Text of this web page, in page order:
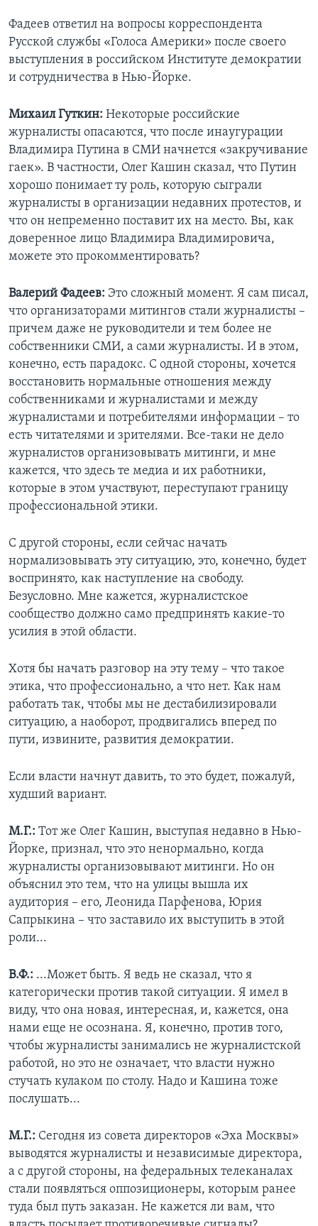
Фадеев ответил на вопросы корреспондента
Русской службы «Голоса Америки» после своего
выступления в российском Институте демократии
и сотрудничества в Нью-Йорке.
Михаил Гуткин: Некоторые российские
журналисты опасаются, что после инаугурации
Владимира Путина в СМИ начнется «закручивание
гаек». В частности, Олег Кашин сказал, что Путин
хорошо понимает ту роль, которую сыграли
журналисты в организации недавних протестов, и
что он непременно поставит их на место. Вы, как
доверенное лицо Владимира Владимировича,
можете это прокомментировать?
Валерий Фадеев: Это сложный момент. Я сам писал,
что организаторами митингов стали журналисты –
причем даже не руководители и тем более не
собственники СМИ, а сами журналисты. И в этом,
конечно, есть парадокс. С одной стороны, хочется
восстановить нормальные отношения между
собственниками и журналистами и между
журналистами и потребителями информации – то
есть читателями и зрителями. Все-таки не дело
журналистов организовывать митинги, и мне
кажется, что здесь те медиа и их работники,
которые в этом участвуют, переступают границу
профессиональной этики.
С другой стороны, если сейчас начать
нормализовывать эту ситуацию, это, конечно, будет
воспринято, как наступление на свободу.
Безусловно. Мне кажется, журналистское
сообщество должно само предпринять какие-то
усилия в этой области.
Хотя бы начать разговор на эту тему – что такое
этика, что профессионально, а что нет. Как нам
работать так, чтобы мы не дестабилизировали
ситуацию, а наоборот, продвигались вперед по
пути, извините, развития демократии.
Если власти начнут давить, то это будет, пожалуй,
худший вариант.
М.Г.: Тот же Олег Кашин, выступая недавно в Нью-
Йорке, признал, что это ненормально, когда
журналисты организовывают митинги. Но он
объяснил это тем, что на улицы вышла их
аудитория – его, Леонида Парфенова, Юрия
Сапрыкина – что заставило их выступить в этой
роли...
В.Ф.: ...Может быть. Я ведь не сказал, что я
категорически против такой ситуации. Я имел в
виду, что она новая, интересная, и, кажется, она
нами еще не осознана. Я, конечно, против того,
чтобы журналисты занимались не журналистской
работой, но это не означает, что власти нужно
стучать кулаком по столу. Надо и Кашина тоже
послушать...
М.Г.: Сегодня из совета директоров «Эха Москвы»
выводятся журналисты и независимые директора,
а с другой стороны, на федеральных телеканалах
стали появляться оппозиционеры, которым ранее
туда был путь заказан. Не кажется ли вам, что